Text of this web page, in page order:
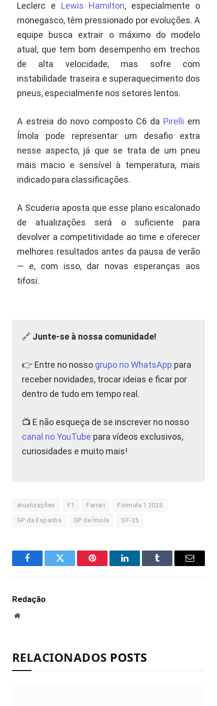
Leclerc e Lewis Hamilton, especialmente o
monegasco, têm pressionado por evoluções. A
equipe busca extrair o máximo do modelo
atual, que tem bom desempenho em trechos
de alta velocidade, mas sofre com
instabilidade traseira e superaquecimento dos
pneus, especialmente nos setores lentos.
A estreia do novo composto C6 da Pirelli em
Ímola pode representar um desafio extra
nesse aspecto, já que se trata de um pneu
mais macio e sensível à temperatura, mais
indicado para classificações.
A Scuderia aposta que esse plano escalonado
de atualizações será o suficiente para
devolver a competitividade ao time e oferecer
melhores resultados antes da pausa de verão
— e, com isso, dar novas esperanças aos
tifosi.
🔗 Junte-se à nossa comunidade!
👉 Entre no nosso grupo no WhatsApp para
receber novidades, trocar ideias e ficar por
dentro de tudo em tempo real.
📺 E não esqueça de se inscrever no nosso
canal no YouTube para vídeos exclusivos,
curiosidades e muito mais!
atualizações F1 Ferrari Fórmula 1 2025
GP da Espanha GP de Ímola SF-25
FacebookTwitter Pinterest LinkedInTumblr
E-
Redação
Site
RELACIONADOS POSTS